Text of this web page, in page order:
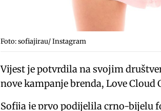
Foto: sofiajirau/ Instagram
Vijest je potvrdila na svojim
nove kampanje brenda, Love Cloud
Sofija je prvo podijelila crno-bijelu